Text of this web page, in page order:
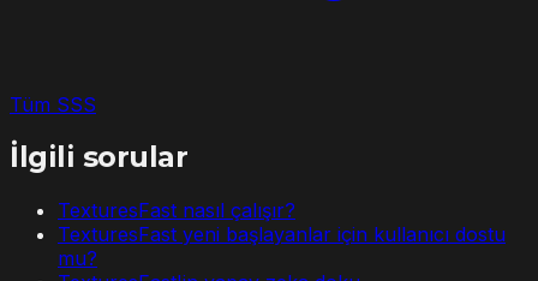
Tüm SSS
İlgili sorular
TexturesFast nasıl çalışır?
TexturesFast yeni başlayanlar için kullanıcı dostu
mu?